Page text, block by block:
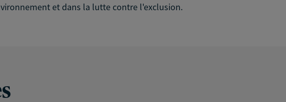
et dans la lutte contre l'exclusion.